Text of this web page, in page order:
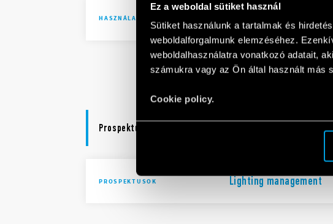
Ez a weboldal sütiket használ
Sütiket használunk a tartalmak és
weboldalforgalmunk elemzéséhez.
weboldalhasználatra vonatkozó adatait,
számukra vagy az Ön által használt más
Cookie policy.
HASZNÁLATI UTASÍTÁSOK Típus 10.51
Type 10.51
Prospektusok
PROSPEKTUSOK Lighting management